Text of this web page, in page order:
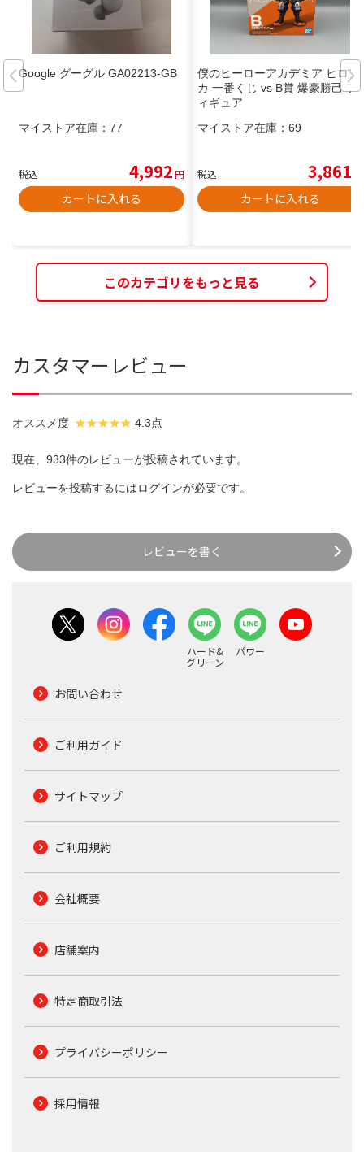
Google グーグル GA02213-GB
マイストア在庫： 77
税込 4,992円
カートに入れる
僕のヒーローアカデミア ヒロア
カ 一番くじ vs B賞 爆豪勝己 フ
ィギュア
マイストア在庫： 69
税込 3,861
カートに入れる
このカテゴリをもっと見る
カスタマーレビュー
オススメ度 4.3点
現在、933件のレビューが投稿されています。
レビューを投稿するにはログインが必要です。
レビューを書く
ハード&
グリーン
パワー
お問い合わせ
ご利用ガイド
サイトマップ
ご利用規約
会社概要
店舗案内
特定商取引法
プライバシーポリシー
採用情報